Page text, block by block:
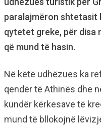
paralajmëron shtetasit
qytetet greke, për disa
që mund të hasin.
Në këtë udhëzues ka
qendër të Athinës dhe
kundër kërkesave të
mund të bllokojnë